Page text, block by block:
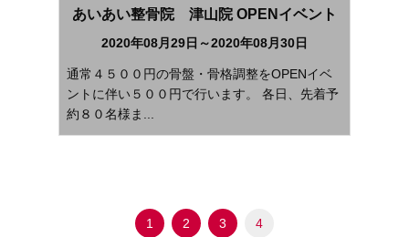
あいあい整骨院 津山院 OPENイベント
2020年08月29日～2020年08月30日
通常４５００円の骨盤・骨格調整をOPENイベ
ントに伴い５００円で行います。 各日、先着予
約８０名様ま...
1 2 3 4